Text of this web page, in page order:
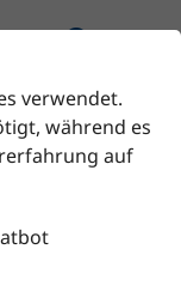
verwendet.
während es
auf